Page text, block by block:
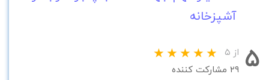
آشپزخانه
۵ از ۵
۲۹ مشارکت کننده